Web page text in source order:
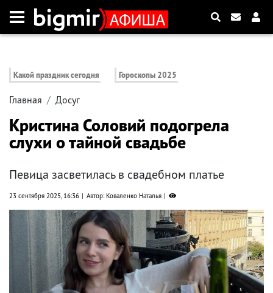
Какой праздник сегодня Гороскопы 2025
Главная Досуг
Кристина Соловий подогрела
слухи о тайной свадьбе
Певица засветилась в свадебном платье
23 сентября 2025, 16:36 Автор: Коваленко Наталья